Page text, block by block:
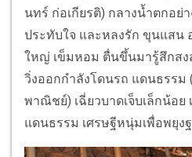
นทร์ ก่อเกียรติ) กลางน้ำตกอย่
ประทับใจ และหลงรัก ขุนแสน
ใหญ่ เข็มหอม ตื่นขึ้นมารู้สึกสง
วิ่งออกกำลังโดนรถ แดนธรรม
พาณิชย์) เฉี่ยวบาดเจ็บเล็กน้อย
แดนธรรม เศรษฐีหนุ่มเพื่อพยุง